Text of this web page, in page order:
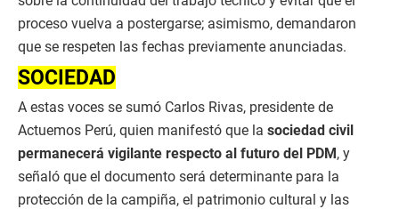
proceso vuelva a postergarse; asimismo, demandaron
que se respeten las fechas previamente anunciadas.
SOCIEDAD
A estas voces se sumó Carlos Rivas, presidente de
Actuemos Perú, quien manifestó que la sociedad civil
permanecerá vigilante respecto al futuro del PDM, y
señaló que el documento será determinante para la
protección de la campiña, el patrimonio cultural y las